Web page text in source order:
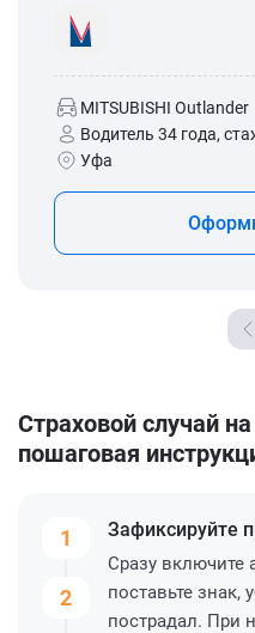
MITSUBISHI Outlander
Водитель 34 года,
Уфа
Страховой случай
пошаговая
1
2
Зафиксируйте
Сразу включите
поставьте знак,
пострадал. При